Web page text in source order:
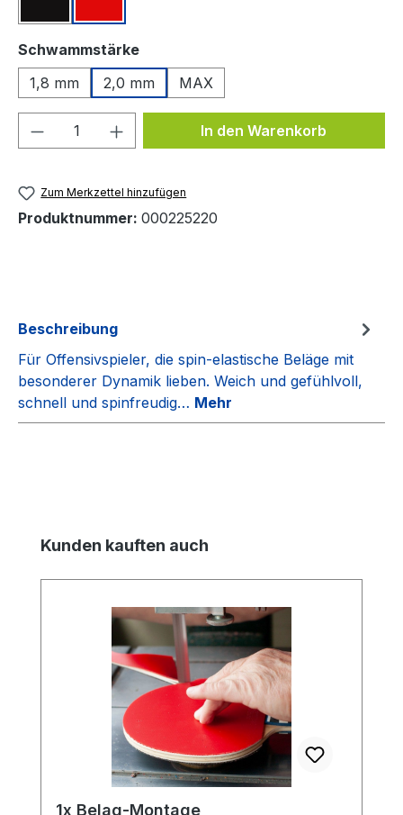
Schwammstärkeauswählen
1,8 mm
2,0 mm MAX
Produkt Anzahl: Gib denIn den Warenkorb
Zum Merkzettel hinzufügen
Produktnummer: 000225220
Beschreibung
Für Offensivspieler, die spin-elastische Beläge mit
besonderer Dynamik lieben. Weich und gefühlvoll,
schnell und spinfreudig… Mehr
Produktgalerie überspringen
Kunden kauften auch
1x Belag-Montage